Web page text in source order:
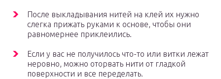
После выкладывания нитей на клей их нужно
слегка прижать руками к основе, чтобы они
равномернее приклеились.
Если у вас не получилось что-то или витки лежат
неровно, можно оторвать нити от гладкой
поверхности и все переделать.